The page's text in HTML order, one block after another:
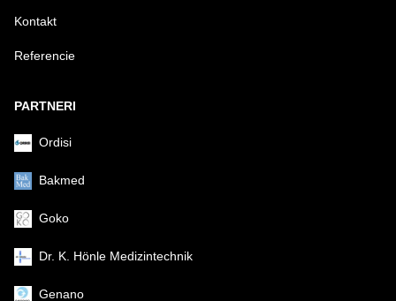
Odoslať
Kontakt
Referencie
PARTNERI
Ordisi
Bakmed
Goko
Dr. K. Hönle Medizintechnik
Genano